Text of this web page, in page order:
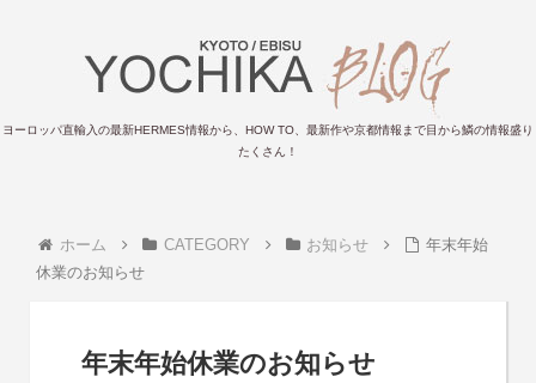
ヨーロッパ直輸入の最新HERMES情報から、HOW TO、最新作や京都情報まで目から鱗の情報盛り
たくさん！
ホーム CATEGORY お知らせ
年末年始
休業のお知らせ
年末年始休業のお知らせ